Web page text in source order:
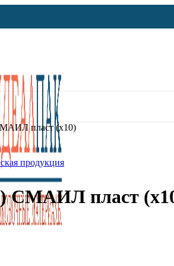
продукция
пласт (х10)
СМАИЛ пласт